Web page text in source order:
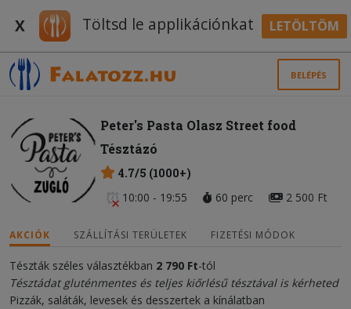
X Töltsd le applikációnkat LETÖLTÖM
BELÉPÉS
Peter's Pasta Olasz Street food
Tésztázó
4.7/5 (1000+)
10:00 - 19:55
60 perc 2 500 Ft
AKCIÓK SZÁLLÍTÁSI TERÜLETEK FIZETÉSI MÓDOK
Tészták széles választékban 2 790 Ft-tól
Tésztádat gluténmentes és teljes kiőrlésű tésztával is kérheted
Pizzák, saláták, levesek és desszertek a kínálatban